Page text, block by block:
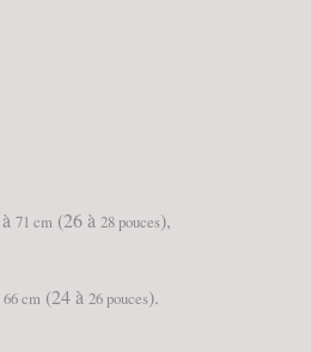
71 cm (26 à 28 pouces),
66 cm (24 à 26 pouces).